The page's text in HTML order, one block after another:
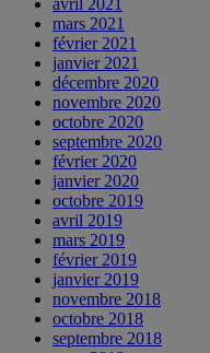
mars 2021
février 2021
janvier 2021
décembre 2020
novembre 2020
octobre 2020
septembre 2020
février 2020
janvier 2020
octobre 2019
avril 2019
mars 2019
février 2019
janvier 2019
novembre 2018
octobre 2018
septembre 2018